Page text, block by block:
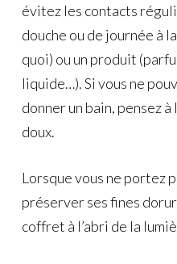
évitez les contacts
douche ou de journée à
quoi) ou un produit
liquide…). Si vous ne
donner un bain, pensez à
doux.
Lorsque vous ne portez
préserver ses fines
coffret à l’abri de la